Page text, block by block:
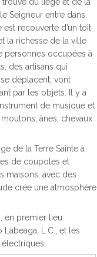
Seigneur entre dans
est recouverte d’un toit
la richesse de la ville
personnes occupées à
des artisans qui
déplacent, vont
par les objets. Il y a
de musique et
ânes, chevaux.
de la Terre Sainte à
de coupoles et
maisons, avec des
crée une atmosphère
en premier lieu
L.C., et les